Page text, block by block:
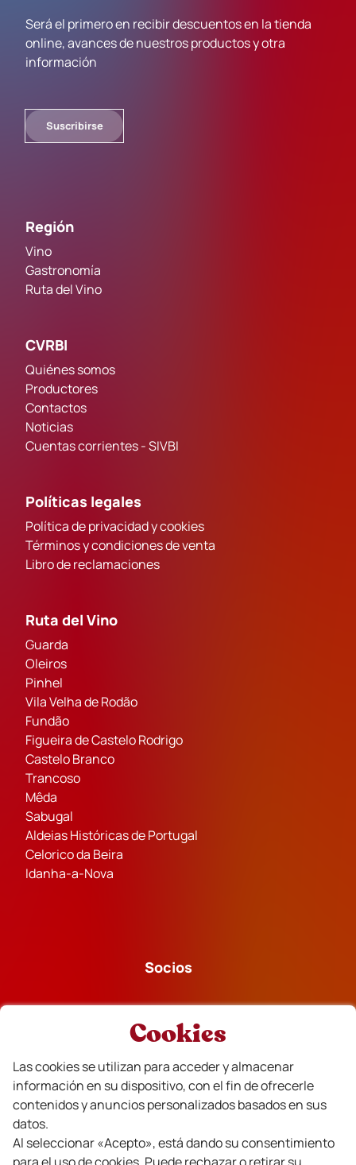
Será el primero en recibir descuentos en la tienda
online, avances de nuestros productos y otra
información
Suscribirse
Región
Vino
Gastronomía
Ruta del Vino
CVRBI
Quiénes somos
Productores
Contactos
Noticias
Cuentas corrientes - SIVBI
Políticas legales
Política de privacidad y cookies
Términos y condiciones de venta
Libro de reclamaciones
Ruta del Vino
Guarda
Oleiros
Pinhel
Vila Velha de Rodão
Fundão
Figueira de Castelo Rodrigo
Castelo Branco
Trancoso
Mêda
Sabugal
Aldeias Históricas de Portugal
Celorico da Beira
Idanha-a-Nova
Socios
Financiado
Cookies
Las cookies se utilizan para acceder y almacenar
información en su dispositivo, con el fin de ofrecerle
contenidos y anuncios personalizados basados en sus
datos.
Al seleccionar «Acepto», está dando su consentimiento